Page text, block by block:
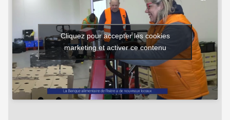
Cliquez pour accepter les cookies
marketing et activer ce contenu